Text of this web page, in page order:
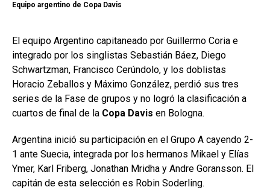
Equipo argentino de Copa Davis
El equipo Argentino capitaneado por Guillermo Coria e
integrado por los singlistas Sebastián Báez, Diego
Schwartzman, Francisco Cerúndolo, y los doblistas
Horacio Zeballos y Máximo González, perdió sus tres
series de la Fase de grupos y no logró la clasificación a
cuartos de final de la Copa Davis en Bologna.
Argentina inició su participación en el Grupo A cayendo 2-
1 ante Suecia, integrada por los hermanos Mikael y Elías
Ymer, Karl Friberg, Jonathan Mridha y Andre Goransson. El
capitán de esta selección es Robin Soderling.